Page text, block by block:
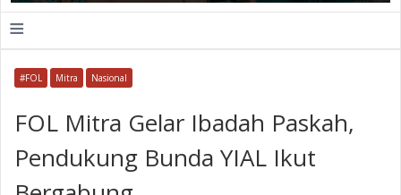
≡
#FOL Mitra Nasional
FOL Mitra Gelar Ibadah Paskah,
Pendukung Bunda YIAL Ikut